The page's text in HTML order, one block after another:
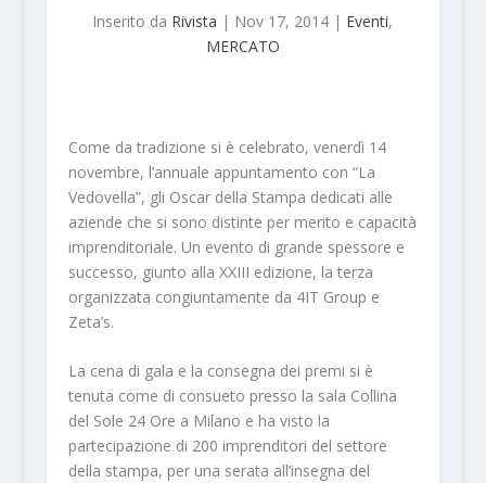
Inserito da Rivista | Nov 17, 2014 | Eventi,
MERCATO
Come da tradizione si è celebrato, venerdì 14
novembre, l’annuale appuntamento con “La
Vedovella”, gli Oscar della Stampa dedicati alle
aziende che si sono distinte per merito e capacità
imprenditoriale. Un evento di grande spessore e
successo, giunto alla XXIII edizione, la terza
organizzata congiuntamente da 4IT Group e
Zeta’s.
La cena di gala e la consegna dei premi si è
tenuta come di consueto presso la sala Collina
del Sole 24 Ore a Milano e ha visto la
partecipazione di 200 imprenditori del settore
della stampa, per una serata all’insegna del